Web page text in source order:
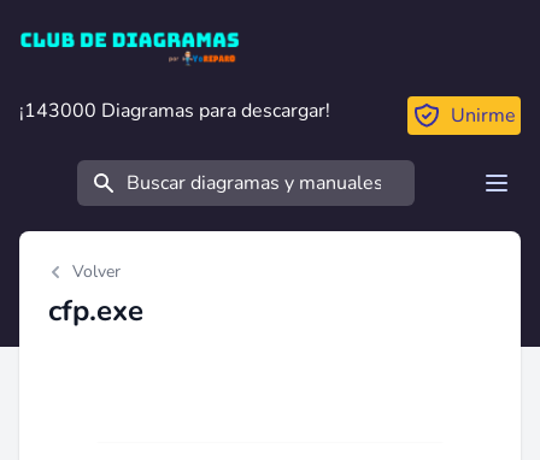
Club de Diagramas
¡143000 Diagramas para descargar!
¡143000 Diagramas para descargar! Unirme
Buscar
Volver
cfp.exe